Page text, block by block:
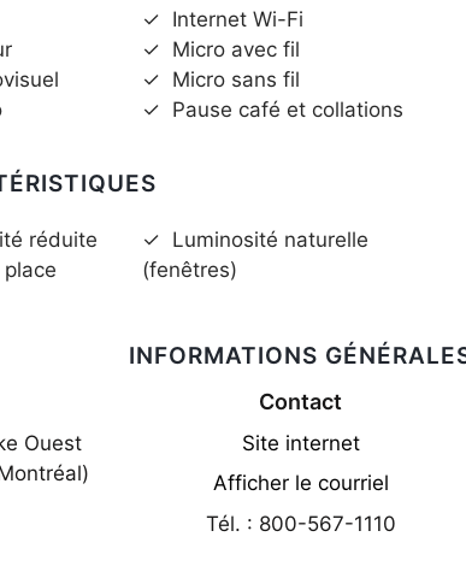
✓ Internet Wi-Fi
✓ Micro avec fil
✓ Micro sans fil
✓ Pause café et collations
réduite
✓ Luminosité naturelle
(fenêtres)
INFORMATIONS
Ouest
Contact
Site internet
Afficher le courriel
Tél. : 800-567-1110